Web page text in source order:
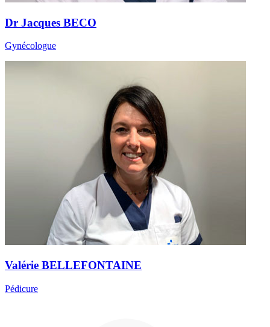
Dr Jacques BECO
Gynécologue
Valérie BELLEFONTAINE
Pédicure